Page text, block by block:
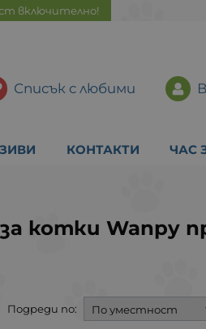
включително!
Списък с любими
КОНТАКТИ ЧАС
котки Wanpy
Подреди по: